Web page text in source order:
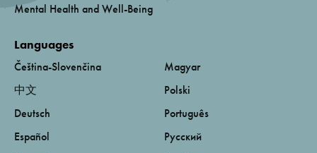
Mental Health and Well-Being
Languages
Čeština-Slovenčina
中文
Deutsch
Español
Magyar
Polski
Português
Русский